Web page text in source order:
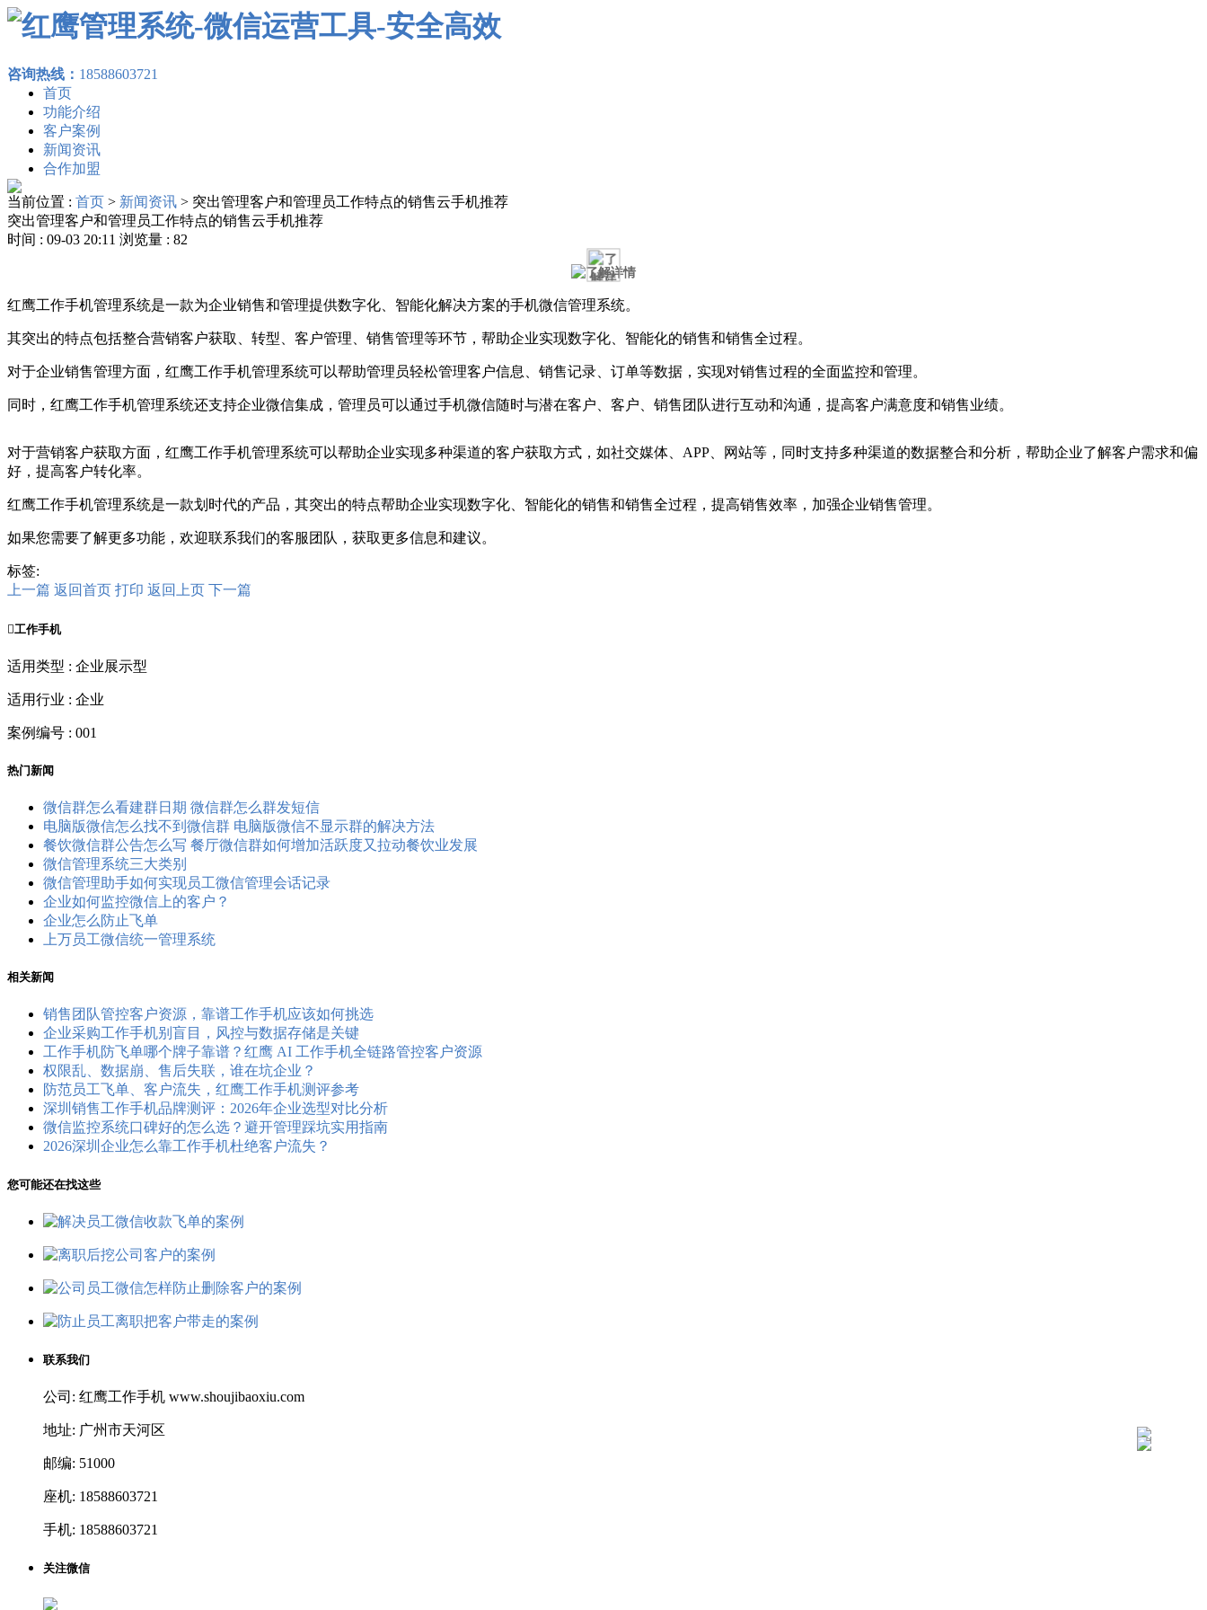
咨询热线： 18588603721
首页
功能介绍
客户案例
新闻资讯
合作加盟
当前位置 : 首页 > 新闻资讯 > 突出管理客户和管理员工作特点的销售云手机推荐
突出管理客户和管理员工作特点的销售云手机推荐
时间 : 09-03 20:11 浏览量 : 82
红鹰工作手机管理系统是一款为企业销售和管理提供数字化、智能化解决方案的手机微信管理系统。
其突出的特点包括整合营销客户获取、转型、客户管理、销售管理等环节，帮助企业实现数字化、智能化的销售和销售全过程。
对于企业销售管理方面，红鹰工作手机管理系统可以帮助管理员轻松管理客户信息、销售记录、订单等数据，实现对销售过程的全面监控和管理。
同时，红鹰工作手机管理系统还支持企业微信集成，管理员可以通过手机微信随时与潜在客户、客户、销售团队进行互动和沟通，提高客户满意度和销售业绩。
对于营销客户获取方面，红鹰工作手机管理系统可以帮助企业实现多种渠道的客户获取方式，如社交媒体、APP、网站等，同时支持多种渠道的数据整合和分析，帮助企业了解客户需求和偏
好，提高客户转化率。
红鹰工作手机管理系统是一款划时代的产品，其突出的特点帮助企业实现数字化、智能化的销售和销售全过程，提高销售效率，加强企业销售管理。
如果您需要了解更多功能，欢迎联系我们的客服团队，获取更多信息和建议。
标签:
上一篇 返回首页 打印 返回上页 下一篇
工作手机
适用类型 : 企业展示型
适用行业 : 企业
案例编号 : 001
热门新闻
微信群怎么看建群日期 微信群怎么群发短信
电脑版微信怎么找不到微信群 电脑版微信不显示群的解决方法
餐饮微信群公告怎么写 餐厅微信群如何增加活跃度又拉动餐饮业发展
微信管理系统三大类别
微信管理助手如何实现员工微信管理会话记录
企业如何监控微信上的客户？
企业怎么防止飞单
上万员工微信统一管理系统
相关新闻
销售团队管控客户资源，靠谱工作手机应该如何挑选
企业采购工作手机别盲目，风控与数据存储是关键
工作手机防飞单哪个牌子靠谱？红鹰 AI 工作手机全链路管控客户资源
权限乱、数据崩、售后失联，谁在坑企业？
防范员工飞单、客户流失，红鹰工作手机测评参考
深圳销售工作手机品牌测评：2026年企业选型对比分析
微信监控系统口碑好的怎么选？避开管理踩坑实用指南
2026深圳企业怎么靠工作手机杜绝客户流失？
您可能还在找这些
联系我们
公司: 红鹰工作手机 www.shoujibaoxiu.com
地址: 广州市天河区
邮编: 51000
座机: 18588603721
手机: 18588603721
关注微信